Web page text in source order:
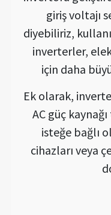
giriş voltajı
diyebiliriz,
inverterler,
için daha
Ek olarak,
AC güç
isteğe bağlı
cihazları veya